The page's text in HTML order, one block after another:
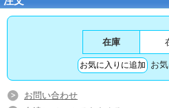
在庫
お
お問い合わせ